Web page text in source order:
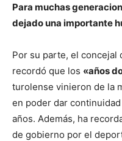
Para muchas
dejado una importante
Por su parte, el concejal
recordó que los «años
turolense vinieron de la
en poder dar
años. Además, ha
de gobierno por el